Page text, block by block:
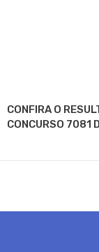
CONFIRA O
CONCURSO 7081